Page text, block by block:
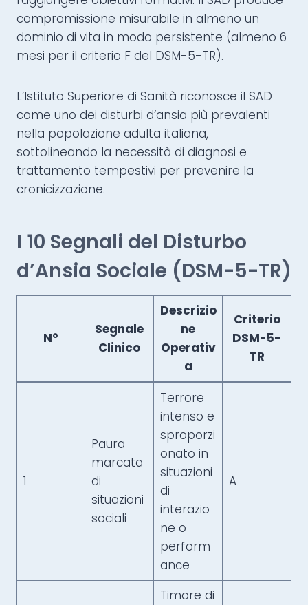
compromissione misurabile in almeno un
dominio di vita in modo persistente (almeno 6
mesi per il criterio F del DSM-5-TR).
L’Istituto Superiore di Sanità riconosce il SAD
come uno dei disturbi d’ansia più prevalenti
nella popolazione adulta italiana,
sottolineando la necessità di diagnosi e
trattamento tempestivi per prevenire la
cronicizzazione.
I 10 Segnali del Disturbo
d’Ansia Sociale (DSM-5-TR)
N°
Segnale
Clinico
Descrizio
ne
Operativ
a
Criterio
DSM-5-
TR
1
Paura
marcata
di
situazioni
sociali
Terrore
intenso e
sproporzi
onato in
situazioni
di
interazio
ne o
perform
ance
A
Timore di